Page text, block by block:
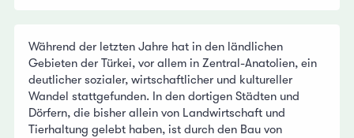
Während der letzten Jahre hat in den ländlichen
Gebieten der Türkei, vor allem in Zentral-Anatolien, ein
deutlicher sozialer, wirtschaftlicher und kultureller
Wandel stattgefunden. In den dortigen Städten und
Dörfern, die bisher allein von Landwirtschaft und
Tierhaltung gelebt haben, ist durch den Bau von